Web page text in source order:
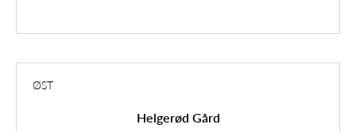
ØST
Helgerød Gård